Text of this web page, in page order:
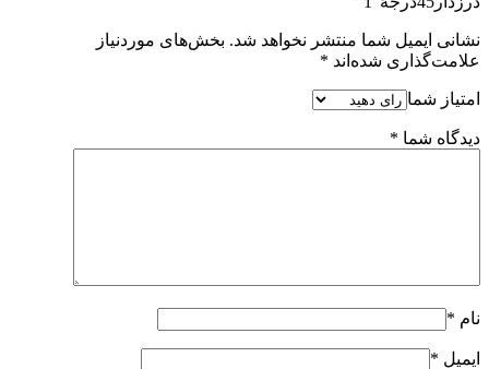
نشانی ایمیل شما منتشر نخواهد شد. بخش‌های موردنیاز
علامت‌گذاری شده‌اند *
امتیاز شما
دیدگاه شما *
نام *
ایمیل *